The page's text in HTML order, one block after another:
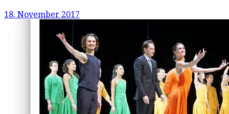
18. November 2017